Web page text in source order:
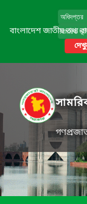
বাংলাদেশ জাতীয় তথ্য